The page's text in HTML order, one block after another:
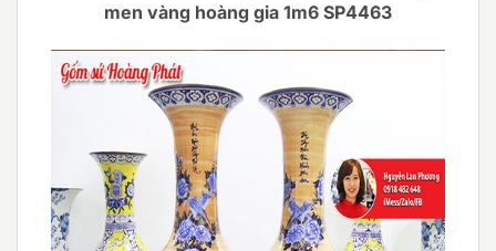
men vàng hoàng gia 1m6 SP4463